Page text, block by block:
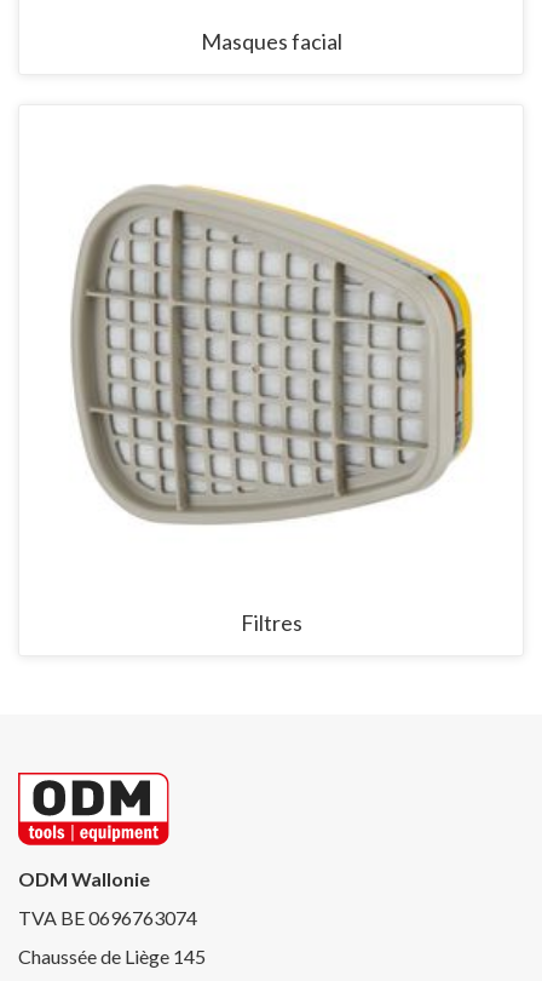
Masques facial
Filtres
ODM Wallonie
TVA BE 0696763074
Chaussée de Liège 145